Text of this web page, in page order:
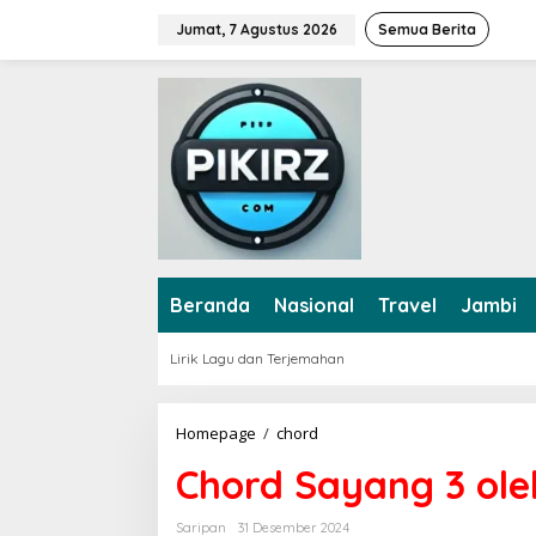
w
Jumat, 7 Agustus 2026 Semua Berita
Beranda Nasional Travel Jambi
Lirik Lagu dan Terjemahan
Homepage / chord
o
r
d
Chord Sayang 3
Saripan
31 Desember 2024